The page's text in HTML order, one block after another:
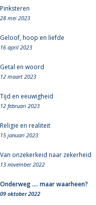
Pinksteren
28 mei 2023
Geloof, hoop en liefde
16 april 2023
Getal en woord
12 maart 2023
Tijd en eeuwigheid
12 februari 2023
Religie en realiteit
15 januari 2023
Van onzekerkeid naar zekerheid
13 november 2022
Onderweg .... maar waarheen?
09 oktober 2022